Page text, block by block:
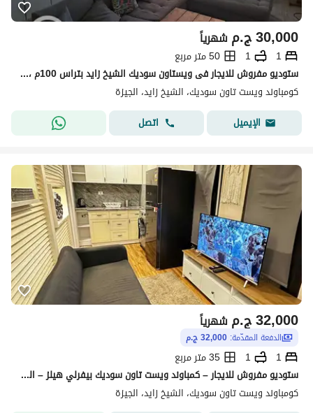
ج.م30,000 شهرياً
1
1
50 متر مربع
ستوديو مفروش للايجار فى ويستاون سوديك الشيخ زايد بتراس 100م ، Fully Furnished Studio for Rent in Westown Sodic, Sheikh Zayed with 100 SQM Terrace
كومباوند ويست تاون سوديك، الشيخ زايد، الجيزة
الإيميل
اتصل
ج.م32,000 شهرياً
الدفعة المقدّمة: 32,000 ج.م
1
1
35 متر مربع
ستوديو مفروش للايجار – كمباوند ويست تاون سوديك بيفرلي هيلز – الشيخ زايد El sheikh zayed SODIC Studio Fully Furnished For Rent Compound West Town
كومباوند ويست تاون سوديك، الشيخ زايد، الجيزة